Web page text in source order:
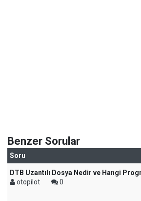
Benzer Sorular
Soru
DTB Uzantılı Dosya Nedir ve Hangi
otopilot
0